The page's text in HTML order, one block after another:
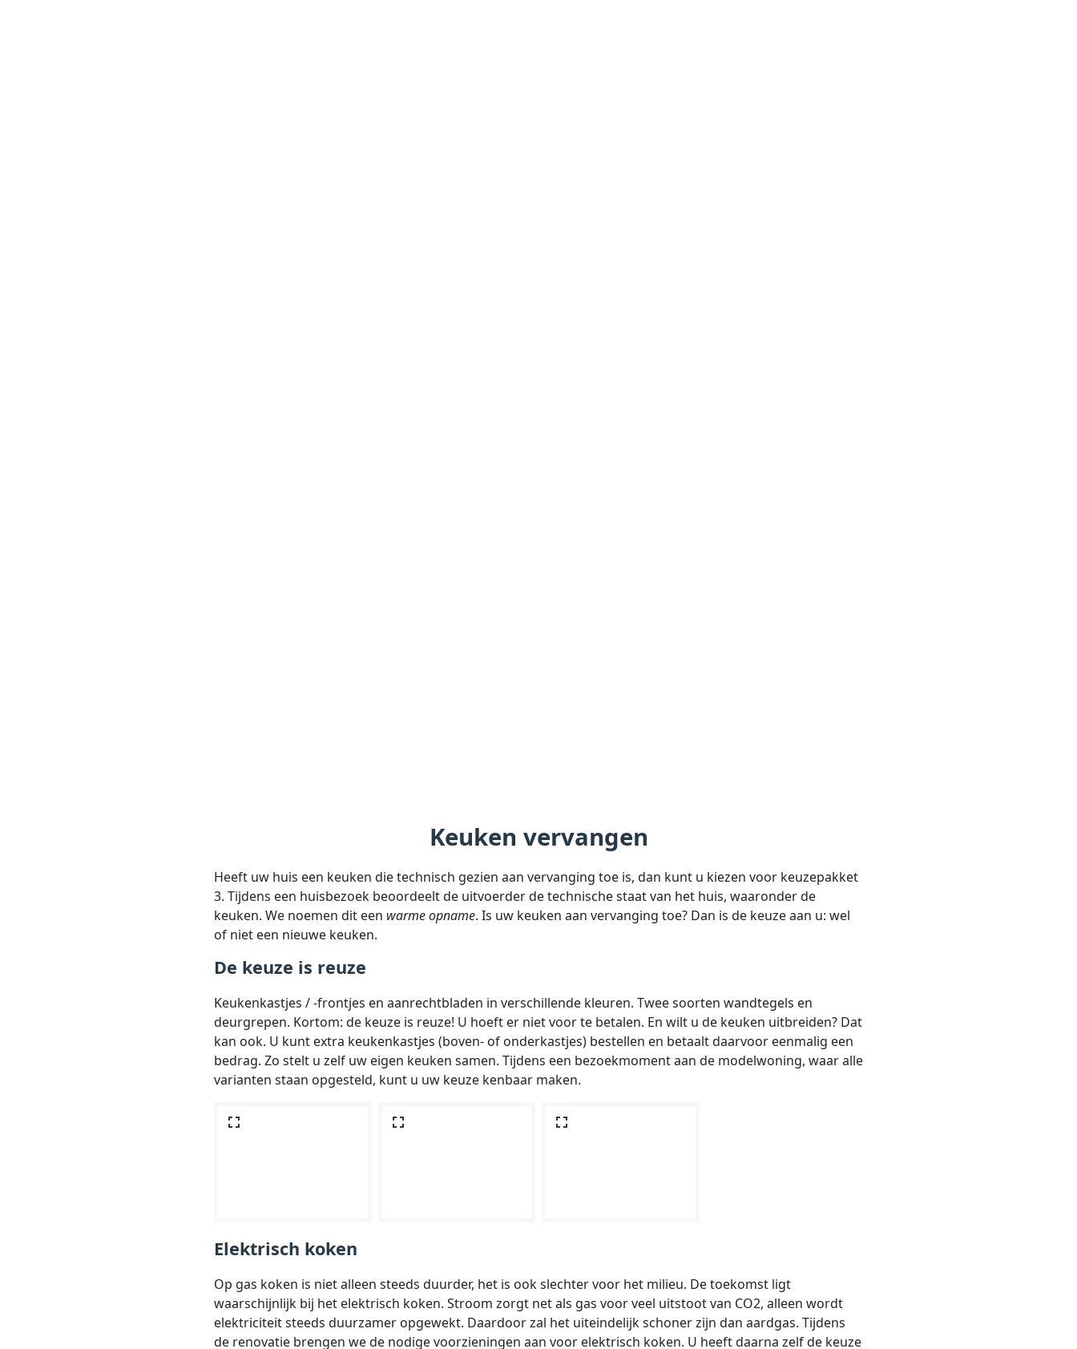
Keuken vervangen
Heeft uw huis een keuken die technisch gezien aan vervanging toe is, dan kunt u kiezen voor keuzepakket
3. Tijdens een huisbezoek beoordeelt de uitvoerder de technische staat van het huis, waaronder de
keuken. We noemen dit een warme opname. Is uw keuken aan vervanging toe? Dan is de keuze aan u: wel
of niet een nieuwe keuken.
De keuze is reuze
Keukenkastjes / -frontjes en aanrechtbladen in verschillende kleuren. Twee soorten wandtegels en
deurgrepen. Kortom: de keuze is reuze! U hoeft er niet voor te betalen. En wilt u de keuken uitbreiden? Dat
kan ook. U kunt extra keukenkastjes (boven- of onderkastjes) bestellen en betaalt daarvoor eenmalig een
bedrag. Zo stelt u zelf uw eigen keuken samen. Tijdens een bezoekmoment aan de modelwoning, waar alle
varianten staan opgesteld, kunt u uw keuze kenbaar maken.
Elektrisch koken
Op gas koken is niet alleen steeds duurder, het is ook slechter voor het milieu. De toekomst ligt
waarschijnlijk bij het elektrisch koken. Stroom zorgt net als gas voor veel uitstoot van CO2, alleen wordt
elektriciteit steeds duurzamer opgewekt. Daardoor zal het uiteindelijk schoner zijn dan aardgas. Tijdens
de renovatie brengen we de nodige voorzieningen aan voor elektrisch koken. U heeft daarna zelf de keuze